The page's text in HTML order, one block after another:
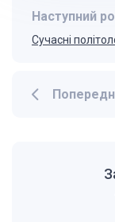
Наступний
Сучасні